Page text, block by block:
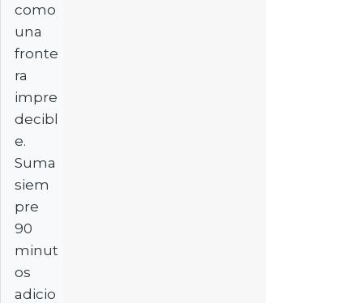
como
una
fronte
ra
impre
decibl
e.
Suma
siem
pre
90
minut
os
adicio